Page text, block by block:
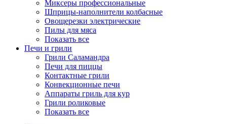
Миксеры профессиональные
Шприцы-наполнители колбасные
Овощерезки электрические
Пилы для мяса
Показать все
Печи и грили
Грили Саламандра
Печи для пиццы
Контактные грили
Конвекционные печи
Аппараты гриль для кур
Грили роликовые
Показать все